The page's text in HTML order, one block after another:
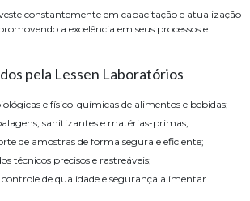
constantemente em capacitação e atualização
a excelência em seus processos e
pela Lessen Laboratórios
e físico-químicas de alimentos e bebidas;
sanitizantes e matérias-primas;
de amostras de forma segura e eficiente;
técnicos precisos e rastreáveis;
controle de qualidade e segurança alimentar.